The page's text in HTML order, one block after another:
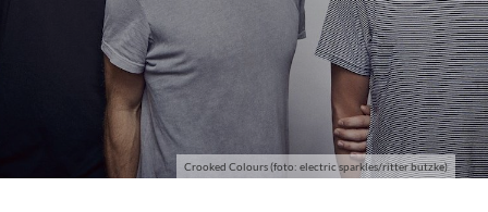
Crooked Colours (foto: electric sparkles/ritter butzke)